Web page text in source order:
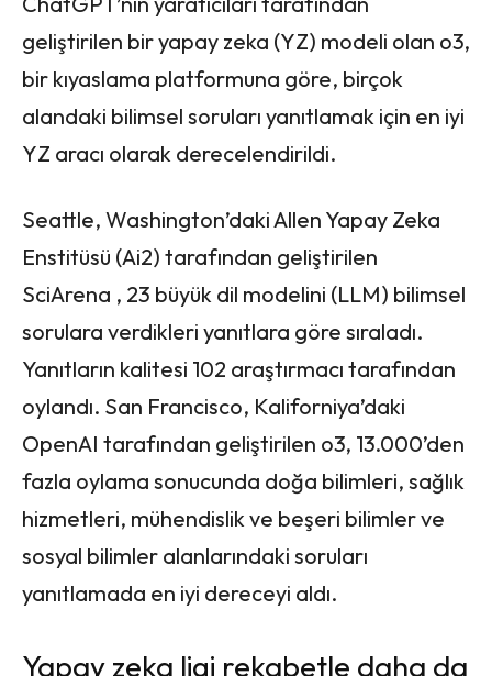
geliştirilen bir yapay zeka (YZ) modeli olan o3,
bir kıyaslama platformuna göre, birçok
alandaki bilimsel soruları yanıtlamak için en iyi
YZ aracı olarak derecelendirildi.
Seattle, Washington’daki Allen Yapay Zeka
Enstitüsü (Ai2) tarafından geliştirilen
SciArena , 23 büyük dil modelini (LLM) bilimsel
sorulara verdikleri yanıtlara göre sıraladı.
Yanıtların kalitesi 102 araştırmacı tarafından
oylandı. San Francisco, Kaliforniya’daki
OpenAI tarafından geliştirilen o3, 13.000’den
fazla oylama sonucunda doğa bilimleri, sağlık
hizmetleri, mühendislik ve beşeri bilimler ve
sosyal bilimler alanlarındaki soruları
yanıtlamada en iyi dereceyi aldı.
Yapay zeka ligi rekabetle daha da